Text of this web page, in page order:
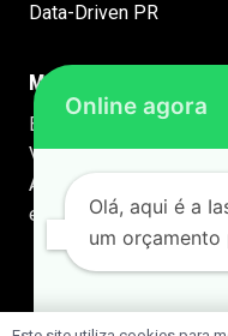
Data-Driven PR
Marca e Comunicação
Branding e Identidade
Visual
Apresentações Premium
em PowerPoint
Online agora
Olá, aqui é a
um orçamento